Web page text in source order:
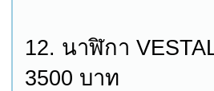
12. นาฬิกา
3500 บาท